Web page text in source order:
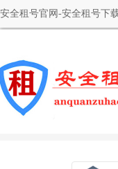
安全租号官网-安全租号下